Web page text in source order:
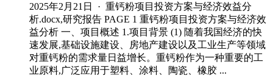
2025年2月21日 · 重钙粉项目投资方案与经济效益分
析.docx,研究报告 PAGE 1 重钙粉项目投资方案与经济效
益分析 一、项目概述 1.项目背景 (1) 随着我国经济的快
速发展,基础设施建设、房地产建设以及工业生产等领域
对重钙粉的需求量日益增长。重钙粉作为一种重要的工
业原料,广泛应用于塑料、涂料、陶瓷、橡胶 ...